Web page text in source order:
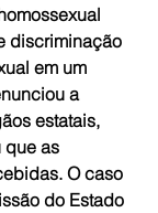
discriminação
em um
a
estatais,
que as
O caso
do Estado